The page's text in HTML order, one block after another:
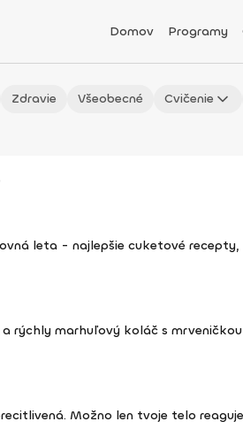
Domov Programy
Zdravie Všeobecné Cvičenie
leta - najlepšie cuketové
rýchly marhuľový koláč s mrveničkou
Možno len tvoje telo